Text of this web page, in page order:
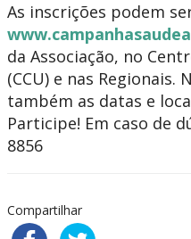
As inscrições podem
da Associação, no
(CCU) e nas Regionais.
também as datas e
Participe! Em caso de
8856
Compartilhar